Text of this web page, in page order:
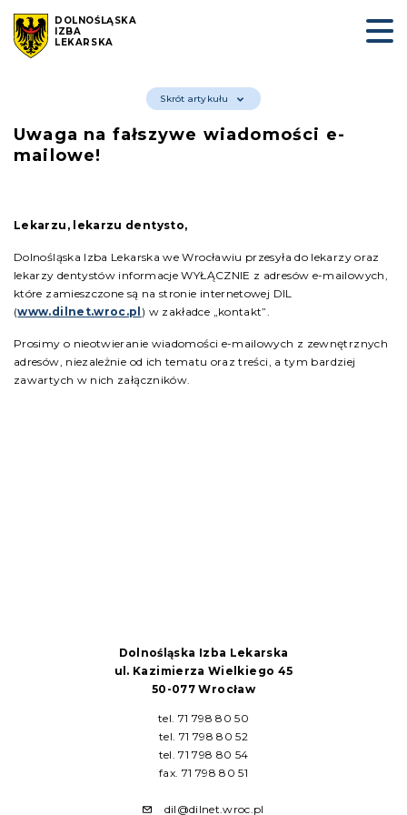
DOLNOŚLĄSKA
IZBA
LEKARSKA
Skrót artykułu
Uwaga na fałszywe wiadomości e-
mailowe!
Lekarzu, lekarzu dentysto,
Dolnośląska Izba Lekarska we Wrocławiu przesyła do lekarzy oraz
lekarzy dentystów informacje WYŁĄCZNIE z adresów e-mailowych,
które zamieszczone są na stronie internetowej DIL
(www.dilnet.wroc.pl ) w zakładce „kontakt”.
Prosimy o nieotwieranie wiadomości e-mailowych z zewnętrznych
adresów, niezależnie od ich tematu oraz treści, a tym bardziej
zawartych w nich załączników.
Dolnośląska Izba Lekarska
ul. Kazimierza Wielkiego 45
50-077 Wrocław
tel. 71 798 80 50
tel. 71 798 80 52
tel. 71 798 80 54
fax. 71 798 80 51
dil@dilnet.wroc.pl